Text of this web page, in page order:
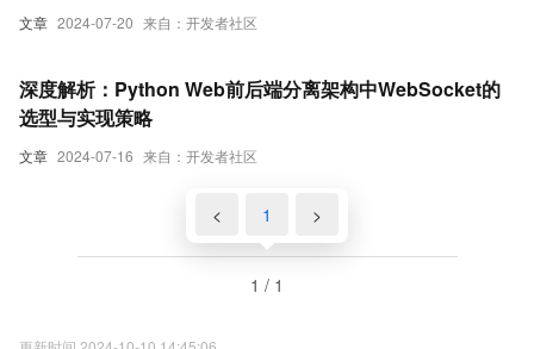
文章 2024-07-20 来自：开发者社区
文章 2024-07-16 来自：开发者社区
深度解析：Python Web前后端分离架构中WebSocket的
选型与实现策略
< 1 >
1 / 1